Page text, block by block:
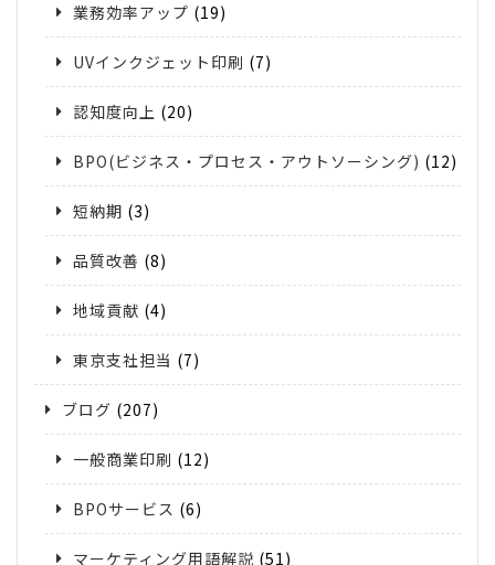
業務効率アップ (19)
UVインクジェット印刷 (7)
認知度向上 (20)
BPO(ビジネス・プロセス・アウトソーシング) (12)
短納期 (3)
品質改善 (8)
地域貢献 (4)
東京支社担当 (7)
ブログ (207)
一般商業印刷 (12)
BPOサービス (6)
マーケティング用語解説 (51)